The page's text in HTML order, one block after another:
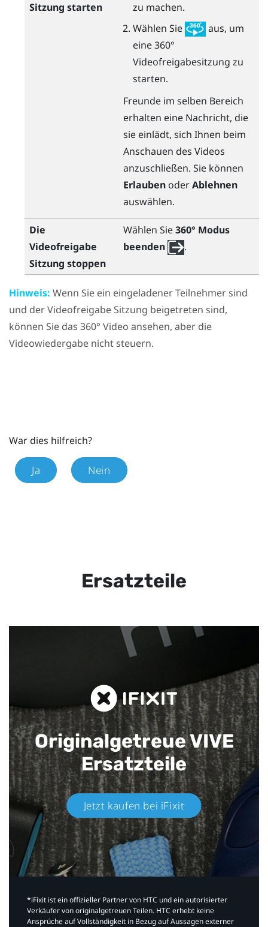
Sitzung starten
zu machen.
Wählen Sie
aus, um
eine 360°
Videofreigabesitzung zu
starten.
Freunde im selben Bereich
erhalten eine Nachricht, die
sie einlädt, sich Ihnen beim
Anschauen des Videos
anzuschließen. Sie können
ErlaubenoderAblehnen
auswählen.
Die
Videofreigabe
Sitzung stoppen
Wählen Sie360° Modus
beenden
.
Hinweis: Wenn Sie ein eingeladener Teilnehmer sind
und der Videofreigabe Sitzung beigetreten sind,
können Sie das 360° Video ansehen, aber die
Videowiedergabe nicht steuern.
War dies hilfreich?
Ja Nein
Ersatzteile
Originalgetreue VIVE
Ersatzteile
Jetzt kaufen bei iFixit​
*iFixit ist ein offizieller Partner von HTC und ein autorisierter
Verkäufer von originalgetreuen Teilen. HTC erhebt keine
Ansprüche auf Vollständigkeit in Bezug auf Aussagen externer